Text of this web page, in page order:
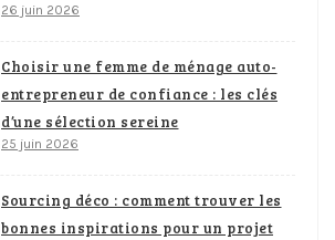
26 juin 2026
Choisir une femme de ménage auto-
entrepreneur de confiance : les clés
d’une sélection sereine
25 juin 2026
Sourcing déco : comment trouver les
bonnes inspirations pour un projet